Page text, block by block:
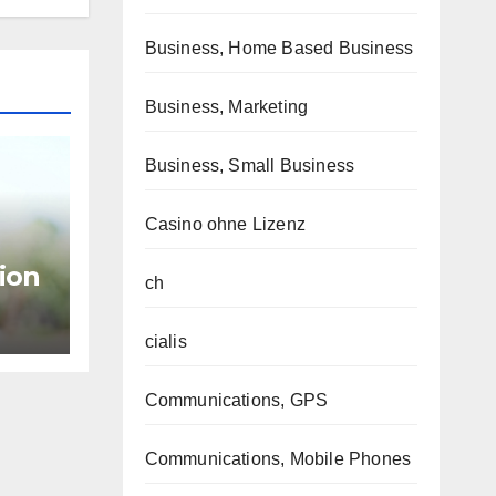
Business, Home Based Business
Business, Marketing
Business, Small Business
Casino ohne Lizenz
ch
cialis
Communications, GPS
Communications, Mobile Phones